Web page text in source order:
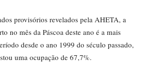
provisórios revelados pela AHETA, a
no mês da Páscoa deste ano é a mais
desde o ano 1999 do século passado,
uma ocupação de 67,7%.